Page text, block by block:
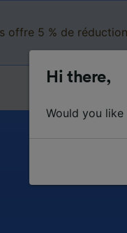
offre 5 % de
Hi there,
Would you like